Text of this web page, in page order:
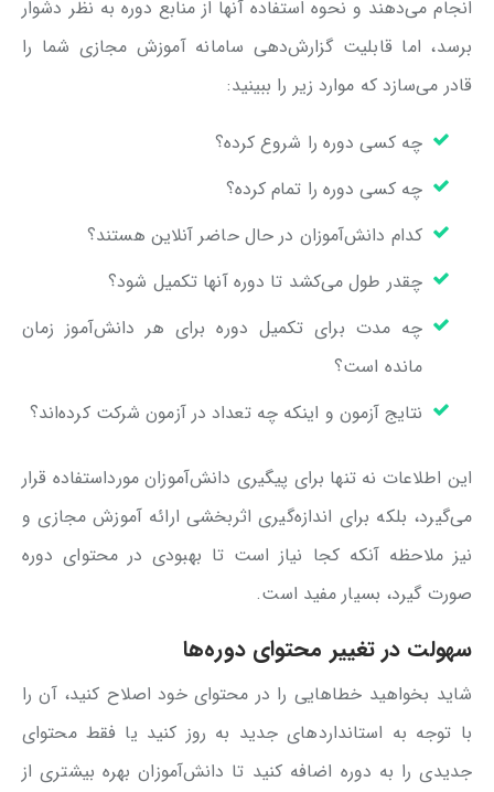
انجام می‌دهند و نحوه استفاده آنها از منابع دوره به نظر دشوار
برسد، اما قابلیت گزارش‌دهی سامانه آموزش مجازی شما را
قادر می‌سازد که موارد زیر را ببینید:
چه کسی دوره را شروع کرده؟
چه کسی دوره را تمام کرده؟
کدام دانش‌آموزان در حال حاضر آنلاین هستند؟
چقدر طول می‌کشد تا دوره آنها تکمیل شود؟
چه مدت برای تکمیل دوره برای هر دانش‌آموز زمان
مانده است؟
نتایج آزمون و اینکه چه تعداد در آزمون شرکت کرده‌اند؟
این اطلاعات نه تنها برای پیگیری دانش‌آموزان مورداستفاده قرار
می‌گیرد، بلکه برای اندازه‌گیری اثربخشی ارائه آموزش مجازی و
نیز ملاحظه آنکه کجا نیاز است تا بهبودی در محتوای دوره
صورت گیرد، بسیار مفید است.
سهولت در تغییر محتوای دوره‌ها
شاید بخواهید خطاهایی را در محتوای خود اصلاح کنید، آن را
با توجه به استانداردهای جدید به روز کنید یا فقط محتوای
جدیدی را به دوره اضافه کنید تا دانش‌آموزان بهره بیشتری از